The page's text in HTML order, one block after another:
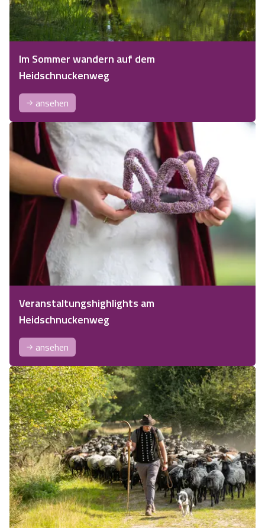
Im Sommer wandern auf dem
Heidschnuckenweg
ansehen
Veranstaltungshighlights am
Heidschnuckenweg
ansehen